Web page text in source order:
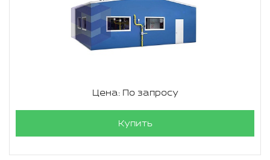
Цена: По запросу
Купить